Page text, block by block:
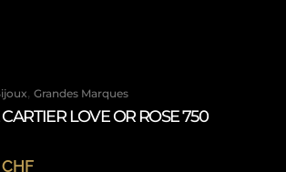
, Grandes Marques
LOVE OR ROSE 750
CHF